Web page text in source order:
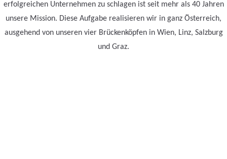
erfolgreichen Unternehmen zu schlagen ist seit mehr als 40 Jahren
unsere Mission. Diese Aufgabe realisieren wir in ganz Österreich,
ausgehend von unseren vier Brückenköpfen in Wien, Linz, Salzburg
und Graz.